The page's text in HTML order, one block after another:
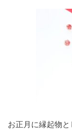
お正月に縁起物と